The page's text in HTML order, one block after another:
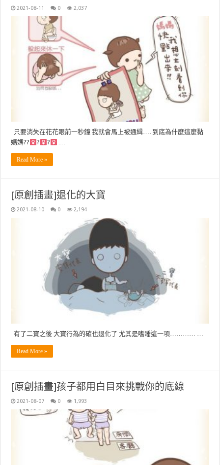
2021-08-11 0 2,037
只要消失在花花眼前一秒鐘 我就會馬上被通緝…. 到底為什麼這麼黏
媽媽??‍
?‍ ?‍ …
Read More »
[原創插畫]退化的大寶
2021-08-10 0 2,194
有了二寶之後 大寶行為的確也退化了 尤其是嗜睡這一項………… …
Read More »
[原創插畫]孩子都用白目來挑戰你的底線
2021-08-07 0 1,993